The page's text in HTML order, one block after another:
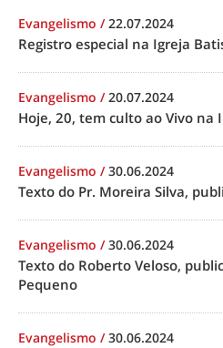
Evangelismo /22.07.2024
Registro especial na Igreja
Evangelismo /20.07.2024
Hoje, 20, tem culto ao Vivo na
Evangelismo /30.06.2024
Texto do Pr. Moreira Silva,
Evangelismo /30.06.2024
Texto do Roberto Veloso,
Pequeno
Evangelismo /30.06.2024